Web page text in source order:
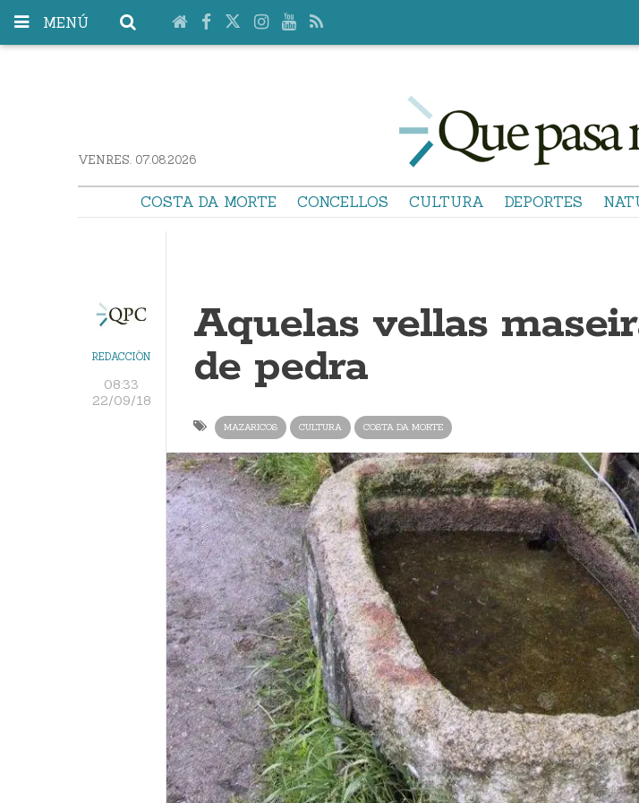
MENÚ
VENRES. 07.08.2026
COSTA DA MORTE CONCELLOS CULTURA DEPORTES
REDACCIÓN
08:33
22/09/18
Aquelas vellas
de pedra
MAZARICOS CULTURA COSTA DA MORTE